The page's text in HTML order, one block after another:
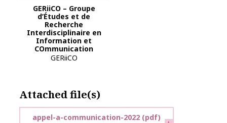
GERiiCO – Groupe
d’Études et de
Recherche
Interdisciplinaire en
Information et
COmmunication
GERiiCO
Attached file(s)
appel-a-communication-2022 (pdf)